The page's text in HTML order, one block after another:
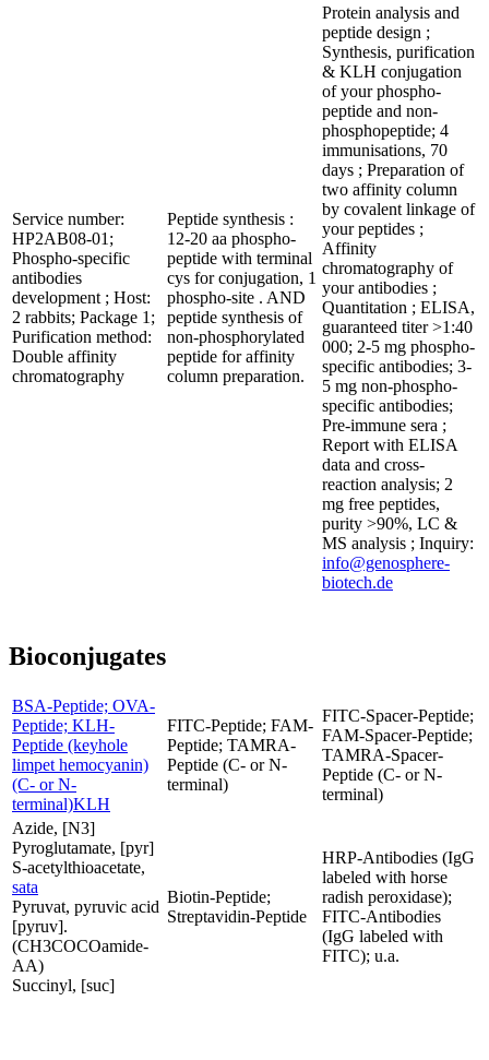
Service number:
HP2AB08-01;
Phospho-specific
antibodies
development ; Host:
2 rabbits; Package 1;
Purification method:
Double affinity
chromatography
Peptide synthesis :
12-20 aa phospho-
peptide with terminal
cys for conjugation, 1
phospho-site . AND
peptide synthesis of
non-phosphorylated
peptide for affinity
column preparation.
Protein analysis and
peptide design ;
Synthesis, purification
& KLH conjugation
of your phospho-
peptide and non-
phosphopeptide; 4
immunisations, 70
days ; Preparation of
two affinity column
by covalent linkage of
your peptides ;
Affinity
chromatography of
your antibodies ;
Quantitation ; ELISA,
guaranteed titer >1:40
000; 2-5 mg phospho-
specific antibodies; 3-
5 mg non-phospho-
specific antibodies;
Pre-immune sera ;
Report with ELISA
data and cross-
reaction analysis; 2
mg free peptides,
purity >90%, LC &
MS analysis ; Inquiry:
info@genosphere-
biotech.de
Bioconjugates
BSA-Peptide; OVA-
Peptide; KLH-
Peptide (keyhole
limpet hemocyanin)
(C- or N-
terminal)KLH
FITC-Peptide; FAM-
Peptide; TAMRA-
Peptide (C- or N-
terminal)
FITC-Spacer-Peptide;
FAM-Spacer-Peptide;
TAMRA-Spacer-
Peptide (C- or N-
terminal)
Azide, [N3]
Pyroglutamate, [pyr]
S-acetylthioacetate,
sata
Pyruvat, pyruvic acid
[pyruv].
(CH3COCOamide-
AA)
Succinyl, [suc]
Biotin-Peptide;
Streptavidin-Peptide
HRP-Antibodies (IgG
labeled with horse
radish peroxidase);
FITC-Antibodies
(IgG labeled with
FITC); u.a.